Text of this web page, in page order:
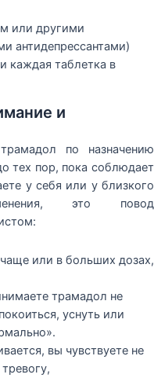
или другими
антидепрессантами)
каждая таблетка в
и
по назначению
тех пор, пока соблюдает
у себя или у близкого
это повод
или в больших дозах,
трамадол не
уснуть или
вы чувствуете не